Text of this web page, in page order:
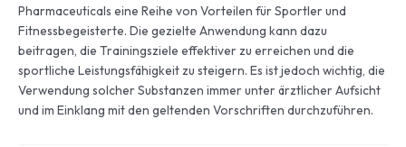
Pharmaceuticals eine Reihe von Vorteilen für Sportler und
Fitnessbegeisterte. Die gezielte Anwendung kann dazu
beitragen, die Trainingsziele effektiver zu erreichen und die
sportliche Leistungsfähigkeit zu steigern. Es ist jedoch wichtig, die
Verwendung solcher Substanzen immer unter ärztlicher Aufsicht
und im Einklang mit den geltenden Vorschriften durchzuführen.